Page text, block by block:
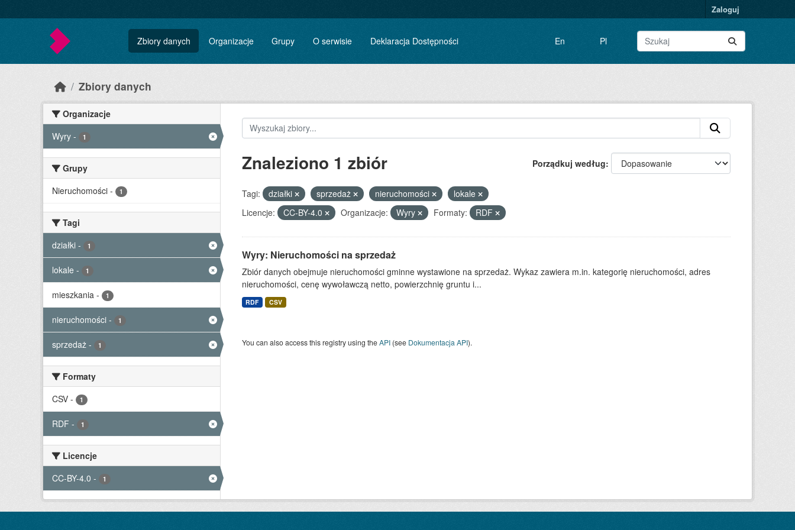
Zaloguj
Zbiory danych Organizacje Grupy O serwisie Deklaracja Dostępności En Pl
Zbiory danych
Organizacje
Wyry - 1
Grupy
Nieruchomości - 1
Tagi
działki - 1
lokale - 1
mieszkania - 1
nieruchomości - 1
sprzedaż - 1
Formaty
CSV - 1
RDF - 1
Licencje
CC-BY-4.0 - 1
Porządkuj według
Znaleziono 1 zbiór
Tagi: działki sprzedaż nieruchomości
lokale
Licencje:
CC-BY-4.0 Organizacje: Wyry Formaty: RDF
Wyry: Nieruchomości na sprzedaż
Zbiór danych obejmuje nieruchomości gminne wystawione na sprzedaż. Wykaz zawiera m.in. kategorię nieruchomości, adres
nieruchomości, cenę wywoławczą netto, powierzchnię gruntu i...
RDF CSV
You can also access this registry using theAPI(see Dokumentacja API).